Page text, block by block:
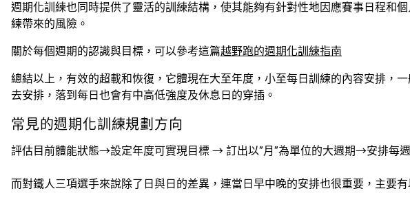
週期化訓練也同時提供了靈活的訓練結構，使其能夠有針對性地因應賽事日程和
練帶來的風險。
關於每個週期的認識與目標，可以參考這篇越野跑的週期化訓練指南
總結以上，有效的超載和恢復，它體現在大至年度，小至每日訓練的內容安排，
去安排，落到每日也會有中高低強度及休息日的穿插。
常見的週期化訓練規劃方向
評估目前體能狀態→設定年度可實現目標 → 訂出以”月”為單位的大週期→安排每
而對鐵人三項選手來說除了日與日的差異，連當日早中晚的安排也很重要，主要